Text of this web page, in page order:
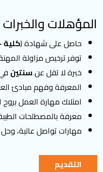
المؤهلات
حاصل على شهادة (
توفر ترخيص مزاولة
خبرة لا تقل عنسنتين
المعرفة وفهم مبادئ
امتلاك مهارة العمل بروح
معرفة بالمصطلحات
مهارات تواصل عالية،
التقديم